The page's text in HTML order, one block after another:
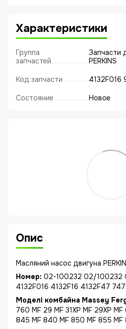
Характеристики
Группа
запчастей
Запчасти
PERKINS
Код запчасти 4132F016
Состояние Новое
Опис
Маcляний насос двигуна
Номер: 02-100232 02/100232
4132F016 4132F16 4132F47
Моделі комбайна Massey
760 MF 29 MF 31XP MF 29XP
845 MF 840 MF 850 MF 855 MF